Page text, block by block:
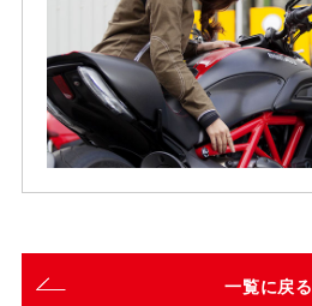
一覧に戻る